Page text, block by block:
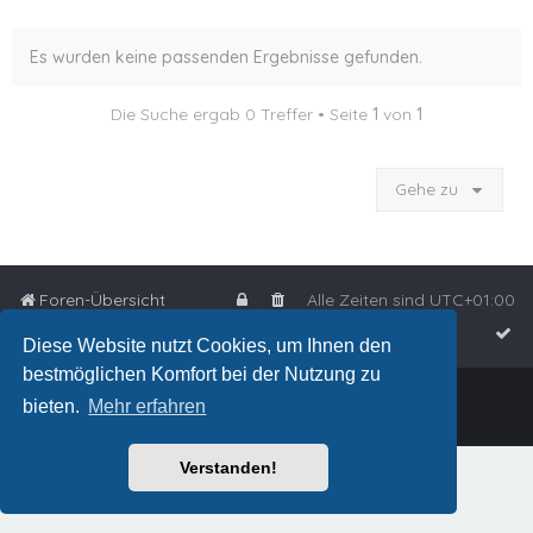
Diese Website nutzt Cookies, um Ihnen den
bestmöglichen Komfort bei der Nutzung zu
bieten. Mehr erfahren
Verstanden!
Es wurden keine passenden Ergebnisse gefunden.
Die Suche ergab 0 Treffer • Seite 1 von 1
Gehe zu
Foren-Übersicht Alle Zeiten sind UTC+01:00
Powered by phpBB™
Deutsche Übersetzung durch